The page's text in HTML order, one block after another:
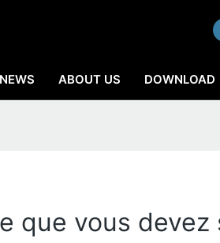
NEWS ABOUT US DOWNLOAD
que vous devez